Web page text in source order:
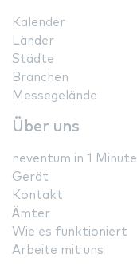
Kalender
Länder
Städte
Branchen
Messegelände
Über uns
neventum in 1 Minute
Gerät
Kontakt
Ämter
Wie es funktioniert
Arbeite mit uns